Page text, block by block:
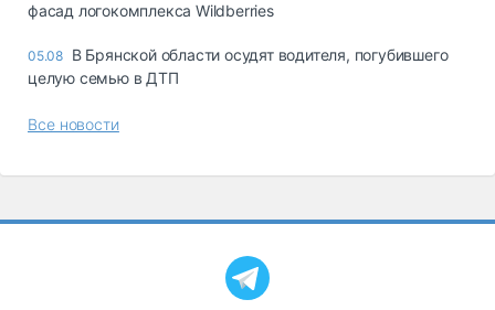
фасад логокомплекса Wildberries
05.08 В Брянской области осудят водителя, погубившего
целую семью в ДТП
Все новости